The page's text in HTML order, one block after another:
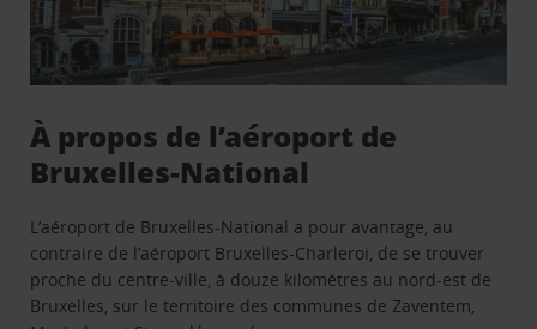
À propos de l’aéroport de
Bruxelles-National
L’aéroport de Bruxelles-National a pour avantage, au
contraire de l’aéroport Bruxelles-Charleroi, de se trouver
proche du centre-ville, à douze kilomètres au nord-est de
Bruxelles, sur le territoire des communes de Zaventem,